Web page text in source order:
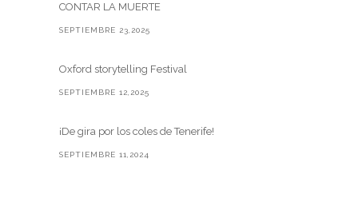
CONTAR LA MUERTE
SEPTIEMBRE 23,2025
Oxford storytelling Festival
SEPTIEMBRE 12,2025
¡De gira por los coles de Tenerife!
SEPTIEMBRE 11,2024